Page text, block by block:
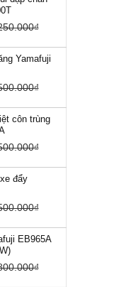
Yamafuji
côn trùng
đẩy
EB9​65A